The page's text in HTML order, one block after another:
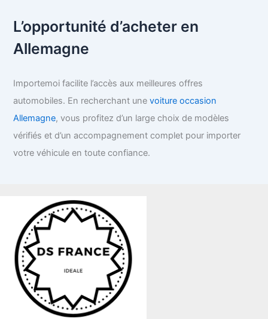
L’opportunité d’acheter en
Allemagne
Importemoi facilite l’accès aux meilleures offres
automobiles. En recherchant unevoiture occasion
Allemagne, vous profitez d’un large choix de modèles
vérifiés et d’un accompagnement complet pour importer
votre véhicule en toute confiance.